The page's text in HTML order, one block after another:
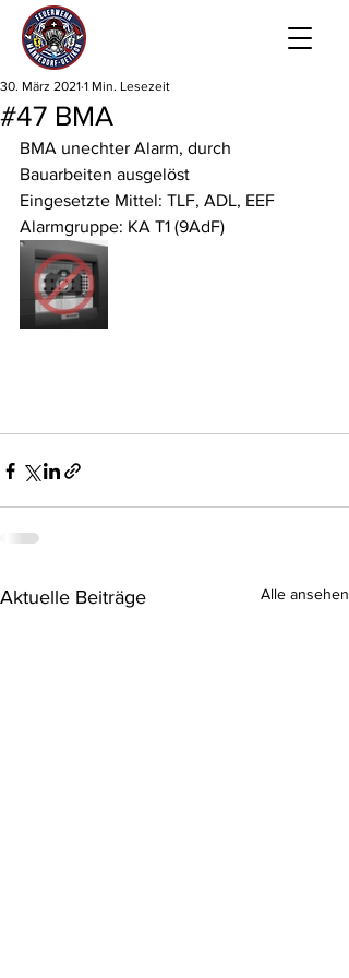
#47 BMA
30. März 2021 1 Min. Lesezeit
BMA unechter Alarm, durch
Bauarbeiten ausgelöst
Eingesetzte Mittel: TLF, ADL, EEF
Alarmgruppe: KA T1 (9AdF)
Aktuelle Beiträge Alle ansehen